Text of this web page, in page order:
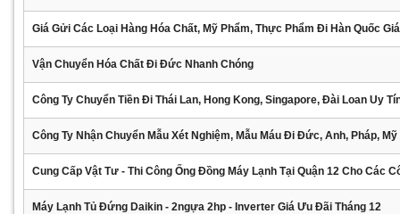
Giá Gửi Các Loại Hàng Hóa Chất, Mỹ Phẩm, Thực Phẩm Đi Hàn Quốc
Vận Chuyển Hóa Chất Đi Đức Nhanh Chóng
Công Ty Chuyển Tiền Đi Thái Lan, Hong Kong, Singapore, Đài Loan Uy
Công Ty Nhận Chuyển Mẫu Xét Nghiệm, Mẫu Máu Đi Đức, Anh, Pháp, Mỹ
Cung Cấp Vật Tư - Thi Công Ống Đồng Máy Lạnh Tại Quận 12 Cho Các
Máy Lạnh Tủ Đứng Daikin - 2ngựa 2hp - Inverter Giá Ưu Đãi Tháng 12